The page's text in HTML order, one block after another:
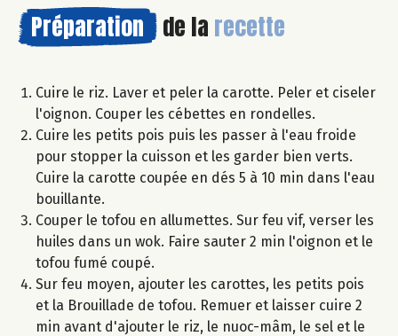
Préparation de la recette
Cuire le riz. Laver et peler la carotte. Peler et ciseler
l'oignon. Couper les cébettes en rondelles.
Cuire les petits pois puis les passer à l'eau froide
pour stopper la cuisson et les garder bien verts.
Cuire la carotte coupée en dés 5 à 10 min dans l'eau
bouillante.
Couper le tofou en allumettes. Sur feu vif, verser les
huiles dans un wok. Faire sauter 2 min l'oignon et le
tofou fumé coupé.
Sur feu moyen, ajouter les carottes, les petits pois
et la Brouillade de tofou. Remuer et laisser cuire 2
min avant d'ajouter le riz, le nuoc-mâm, le sel et le